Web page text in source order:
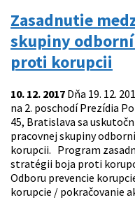
Zasadnutie
skupiny
proti korupcii
10. 12. 2017 Dňa 19. 12.
na 2. poschodí Prezídia
45, Bratislava sa
pracovnej skupiny
korupcii. Program
stratégii boja proti
Odboru prevencie
korupcie / pokračovanie